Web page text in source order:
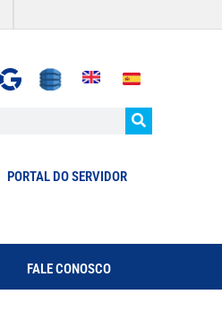
PORTAL DO SERVIDOR
FALE CONOSCO